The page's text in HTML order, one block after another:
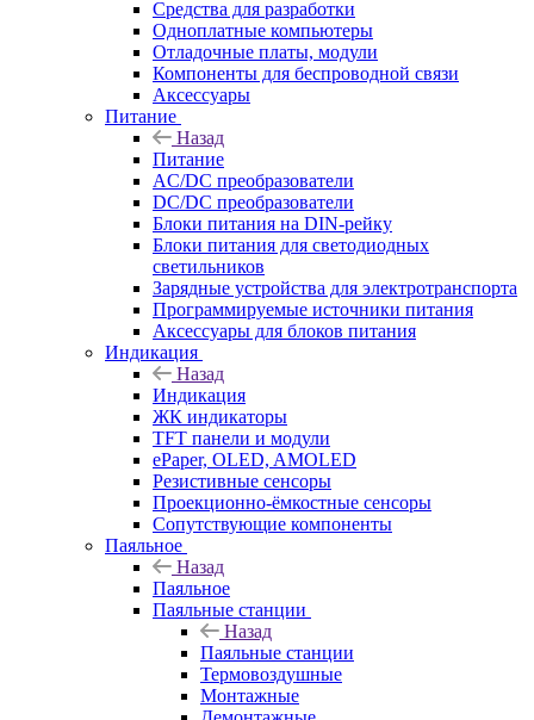
Средства для разработки
Одноплатные компьютеры
Отладочные платы, модули
Компоненты для беспроводной связи
Аксессуары
Питание
Назад
Питание
AC/DC преобразователи
DC/DC преобразователи
Блоки питания на DIN-рейку
Блоки питания для светодиодных
светильников
Зарядные устройства для электротранспорта
Программируемые источники питания
Аксессуары для блоков питания
Индикация
Назад
Индикация
ЖК индикаторы
TFT панели и модули
ePaper, OLED, AMOLED
Резистивные сенсоры
Проекционно-ёмкостные сенсоры
Сопутствующие компоненты
Паяльное
Назад
Паяльное
Паяльные станции
Назад
Паяльные станции
Термовоздушные
Монтажные